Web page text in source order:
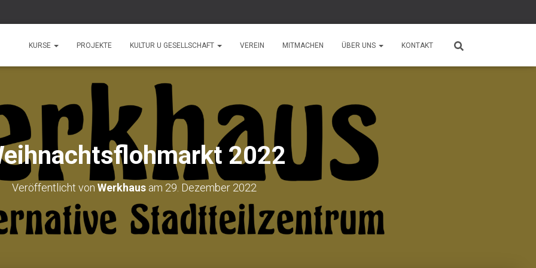
KURSE PROJEKTE KULTUR U GESELLSCHAFT VEREIN MITMACHEN ÜBER UNS KONTAKT
2022
Veröffentlicht von Werkhausam 29. Dezember 2022